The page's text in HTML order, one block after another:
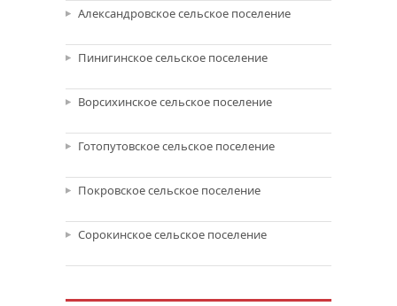
Александровское сельское поселение
Пинигинское сельское поселение
Ворсихинское сельское поселение
Готопутовское сельское поселение
Покровское сельское поселение
Сорокинское сельское поселение